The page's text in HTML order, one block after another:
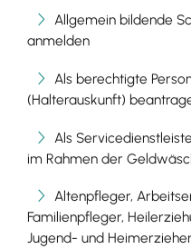
Allgemein bildende
anmelden
Als berechtigte
(Halterauskunft)
Als
im Rahmen der
Altenpfleger,
Familienpfleger,
Jugend- und